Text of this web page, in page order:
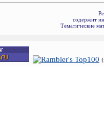
содержит
Тематические